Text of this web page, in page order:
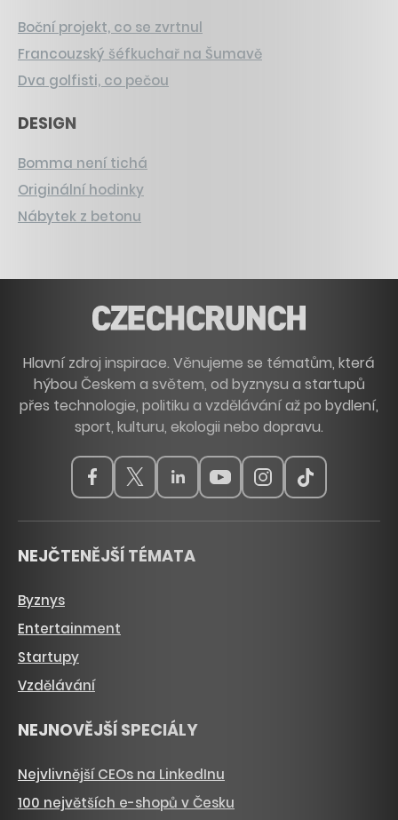
Boční projekt, co se zvrtnul
Francouzský šéfkuchař na Šumavě
Dva golfisti, co pečou
DESIGN
Bomma není tichá
Originální hodinky
Nábytek z betonu
Hlavní zdroj inspirace. Věnujeme se tématům, která
hýbou Českem a světem, od byznysu a startupů
přes technologie, politiku a vzdělávání až po bydlení,
sport, kulturu, ekologii nebo dopravu.
NEJČTENĚJŠÍ TÉMATA
Byznys
Entertainment
Startupy
Vzdělávání
NEJNOVĚJŠÍ SPECIÁLY
Nejvlivnější CEOs na LinkedInu
100 největších e-shopů v Česku